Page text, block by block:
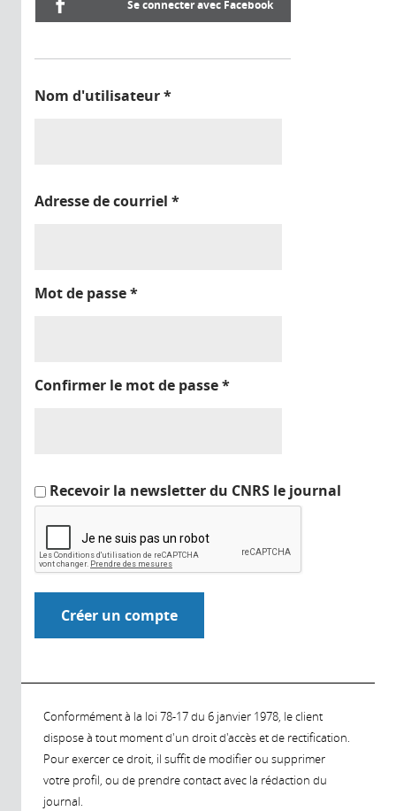
Se connecter avec Facebook
Nom d'utilisateur*
Adresse de courriel *
Mot de passe*
Confirmer le mot de passe*
Recevoir la newsletter du CNRS le journal
Conformément à la loi 78-17 du 6 janvier 1978, le client
dispose à tout moment d'un droit d'accès et de rectification.
Pour exercer ce droit, il suffit de modifier ou supprimer
votre profil, ou de prendre contact avec la rédaction du
journal.